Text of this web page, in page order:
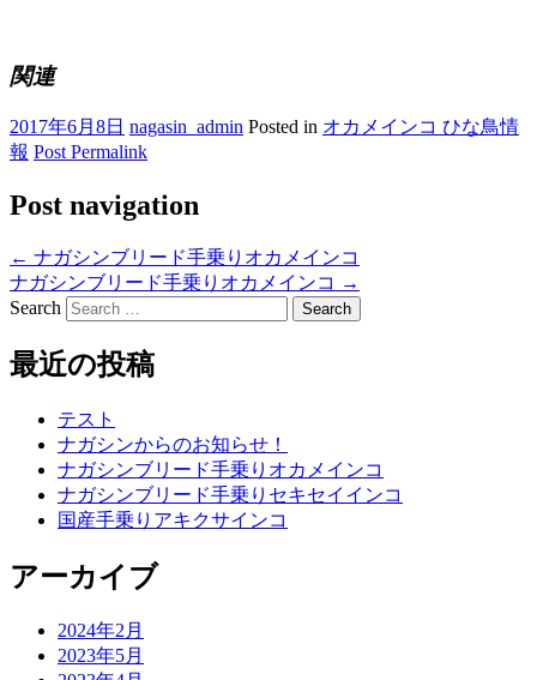
関連
2017年6月8日 nagasin_admin Posted in オカメインコ ひな鳥情
報 Post Permalink
Post navigation
← ナガシンブリード手乗りオカメインコ
ナガシンブリード手乗りオカメインコ →
Search
最近の投稿
テスト
ナガシンからのお知らせ！
ナガシンブリード手乗りオカメインコ
ナガシンブリード手乗りセキセイインコ
国産手乗りアキクサインコ
アーカイブ
2024年2月
2023年5月